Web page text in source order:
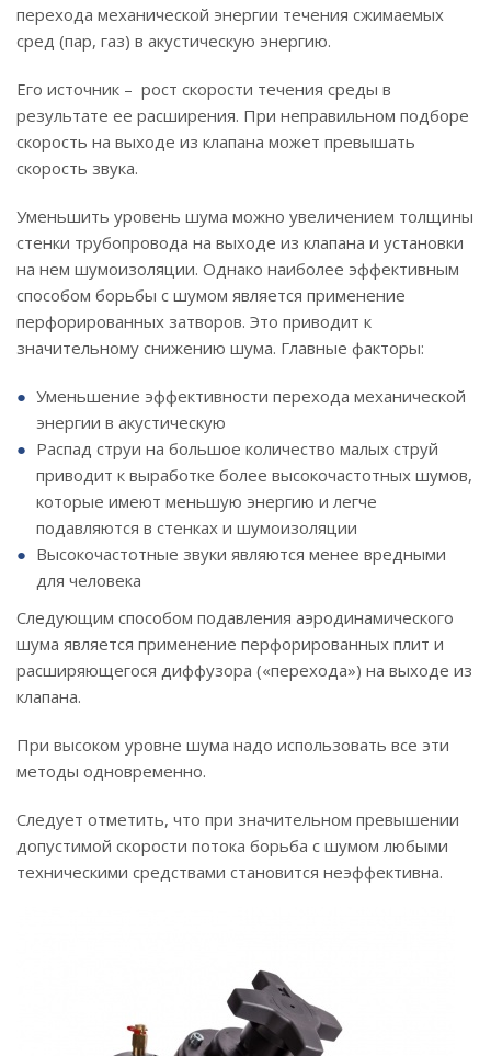
перехода механической энергии течения сжимаемых
сред (пар, газ) в акустическую энергию.
Его источник – рост скорости течения среды в
результате ее расширения. При неправильном подборе
скорость на выходе из клапана может превышать
скорость звука.
Уменьшить уровень шума можно увеличением толщины
стенки трубопровода на выходе из клапана и установки
на нем шумоизоляции. Однако наиболее эффективным
способом борьбы с шумом является применение
перфорированных затворов. Это приводит к
значительному снижению шума. Главные факторы:
Уменьшение эффективности перехода механической
энергии в акустическую
Распад струи на большое количество малых струй
приводит к выработке более высокочастотных шумов,
которые имеют меньшую энергию и легче
подавляются в стенках и шумоизоляции
Высокочастотные звуки являются менее вредными
для человека
Следующим способом подавления аэродинамического
шума является применение перфорированных плит и
расширяющегося диффузора («перехода») на выходе из
клапана.
При высоком уровне шума надо использовать все эти
методы одновременно.
Следует отметить, что при значительном превышении
допустимой скорости потока борьба с шумом любыми
техническими средствами становится неэффективна.